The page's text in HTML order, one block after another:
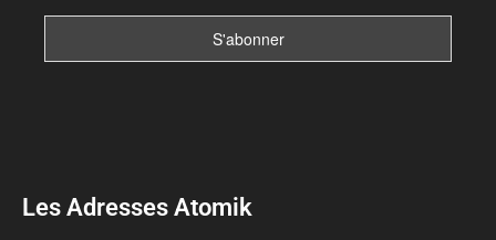
Les Adresses Atomik